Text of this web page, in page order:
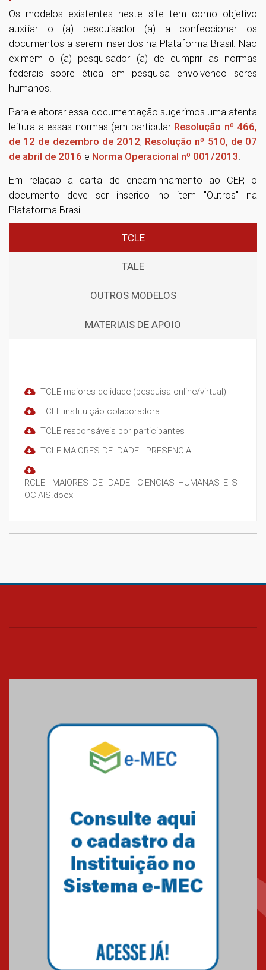
Os modelos existentes neste site tem como objetivo
auxiliar o (a) pesquisador (a) a confeccionar os
documentos a serem inseridos na Plataforma Brasil. Não
eximem o (a) pesquisador (a) de cumprir as normas
federais sobre ética em pesquisa envolvendo seres
humanos.
Para elaborar essa documentação sugerimos uma atenta
leitura a essas normas (em particular Resolução nº 466,
de 12 de dezembro de 2012, Resolução nº 510, de 07
de abril de 2016 e Norma Operacional nº 001/2013.
Em relação a carta de encaminhamento ao CEP, o
documento deve ser inserido no item "Outros" na
Plataforma Brasil.
TCLE
TALE
OUTROS MODELOS
MATERIAIS DE APOIO
TCLE maiores de idade (pesquisa online/virtual)
TCLE instituição colaboradora
TCLE responsáveis por participantes
TCLE MAIORES DE IDADE - PRESENCIAL
RCLE__MAIORES_DE_IDADE__CIENCIAS_HUMANAS_E_S
OCIAIS.docx